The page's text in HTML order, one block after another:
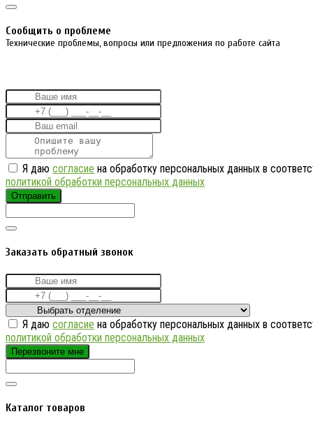
Cообщить о проблеме
Технические проблемы, вопросы или предложения по работе сайта
Я даю согласие на обработку персональных данных в
политикой обработки персональных данных
Отправить
Заказать обратный звонок
Я даю согласие на обработку персональных данных в
политикой обработки персональных данных
Перезвоните мне
Каталог товаров